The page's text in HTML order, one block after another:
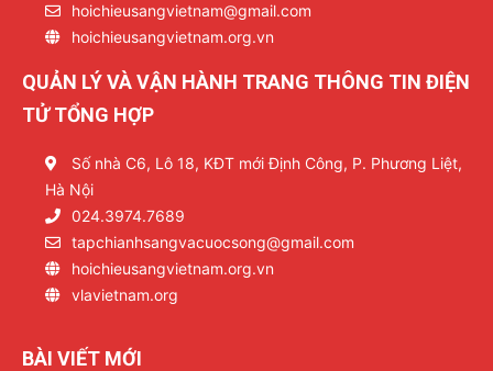
hoichieusangvietnam@gmail.com
hoichieusangvietnam.org.vn
QUẢN LÝ VÀ VẬN HÀNH TRANG THÔNG TIN ĐIỆN
TỬ TỔNG HỢP
Số nhà C6, Lô 18, KĐT mới Định Công, P. Phương Liệt,
Hà Nội
024.3974.7689
tapchianhsangvacuocsong@gmail.com
hoichieusangvietnam.org.vn
vlavietnam.org
BÀI VIẾT MỚI